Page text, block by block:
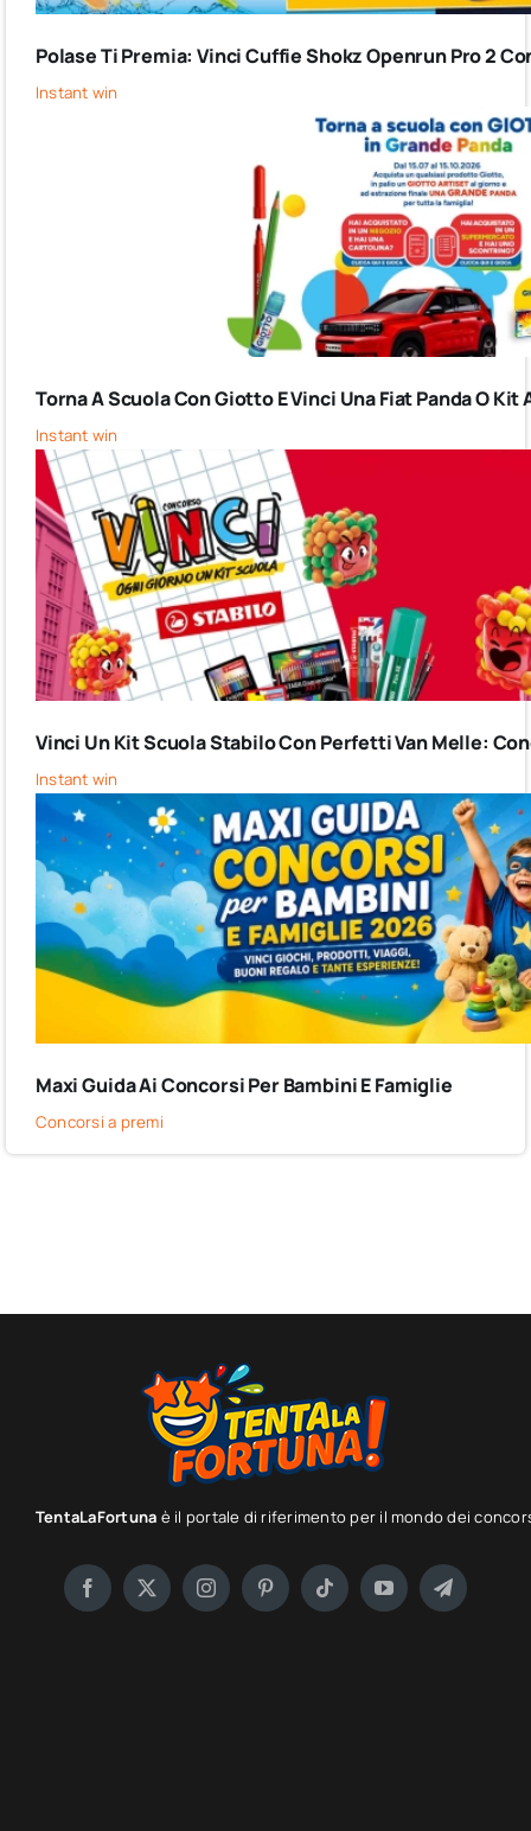
Polase Ti Premia: Vinci Cuffie Shokz Openrun Pro 2
Instant win
Torna A Scuola Con Giotto E Vinci Una Fiat Panda O
Instant win
Vinci Un Kit Scuola Stabilo Con Perfetti Van Melle:
Instant win
Maxi Guida Ai Concorsi Per Bambini E Famiglie
Concorsi a premi
TentaLaFortuna è il portale di riferimento per il mondo dei